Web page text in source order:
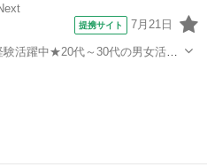
提携サイト 7月21日
活躍中★20代～30代の男女活躍